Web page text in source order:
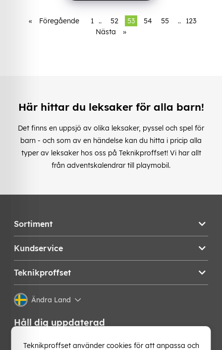
« Föregående 1 .. 52 53 54 55 ..
123
Nästa
»
Här hittar du leksaker för alla barn!
Det finns en uppsjö av olika leksaker, pyssel och spel för
barn - och som av en händelse kan du hitta i pricip alla
typer av leksaker hos oss på Teknikproffset! Vi har allt
från adventskalendrar till playmobil.
Sortiment
Kundservice
Teknikproffset
Ändra Land
Håll dig uppdaterad
Få de senaste nyheterna, hetaste erbjudandena och
Teknikproffset använder cookies för att anpassa och